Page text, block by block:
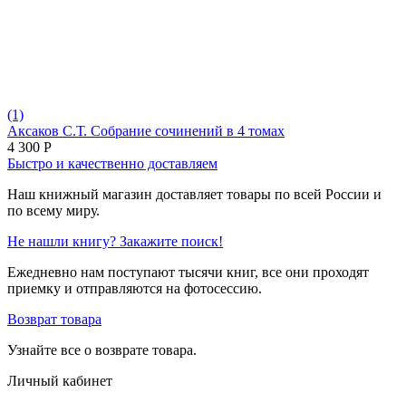
(1)
Аксаков С.Т. Собрание сочинений в 4 томах
4 300 Р
Быстро и качественно доставляем
Наш книжный магазин доставляет товары по всей России и
по всему миру.
Не нашли книгу? Закажите поиск!
Ежедневно нам поступают тысячи книг, все они проходят
приемку и отправляются на фотосессию.
Возврат товара
Узнайте все о возврате товара.
Личный кабинет